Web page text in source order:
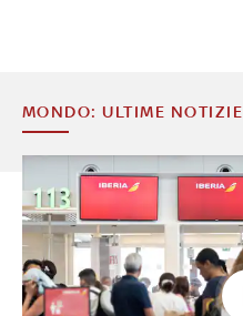
MONDO: ULTIME NOTIZIE